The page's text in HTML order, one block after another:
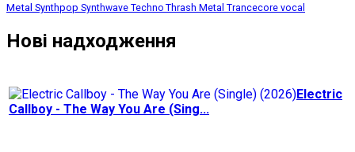
Metal Synthpop Synthwave Techno Thrash Metal Trancecore vocal
Нові надходження
Electric
Callboy - The Way You Are (Sing...